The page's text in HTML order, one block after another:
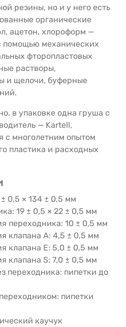
резины, но и у него есть
органические
ацетон, хлороформ —
помощью механических
фторопластовых
растворы,
и щелочи, буферные
в упаковке одна груша с
— Kartell,
с многолетним опытом
пластика и расходных
0,5 × 134 ± 0,5 мм
19 ± 0,5 × 22 ± 0,5 мм
переходника: 10 ± 0,5 мм
клапана A: 4,5 ± 0,5 мм
клапана E: 5,0 ± 0,5 мм
клапана S: 7,0 ± 0,5 мм
переходника: пипетки до
пипетки
каучук